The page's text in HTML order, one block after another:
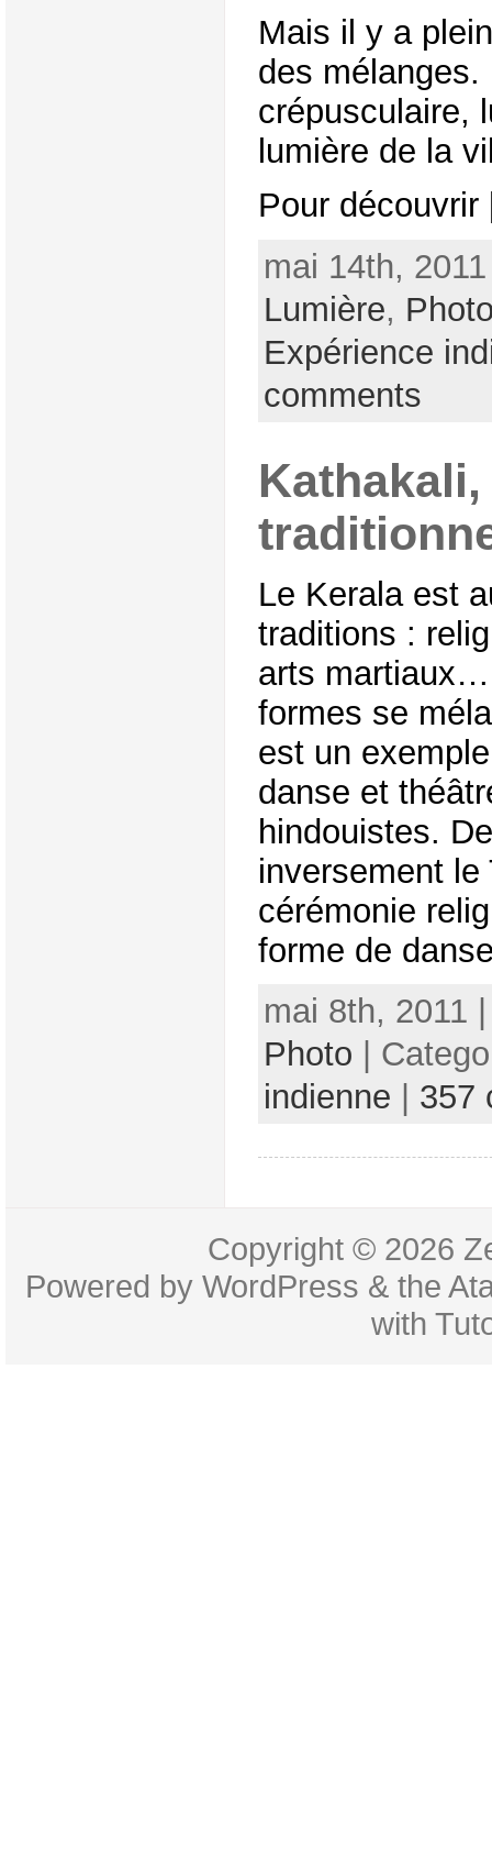
Mais il y a
des mélanges.
crépusculaire,
lumière de la
Pour découvrir
mai 14th,
Lumière,
Expérience
comments
Le Kerala est
traditions :
arts
formes se
est un
danse et
hindouistes.
inversement
cérémonie
forme de
mai 8th, 2011
Photo |
indienne
357
Copyright © 2026
Powered byWordPress & the
with